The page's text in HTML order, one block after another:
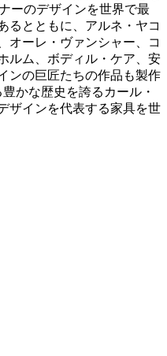
ーのデザインを世界で最
るとともに、アルネ・ヤコ
オーレ・ヴァンシャー、コ
ルム、ボディル・ケア、安
ンの巨匠たちの作品も製作
かな歴史を誇るカール・
ザインを代表する家具を世